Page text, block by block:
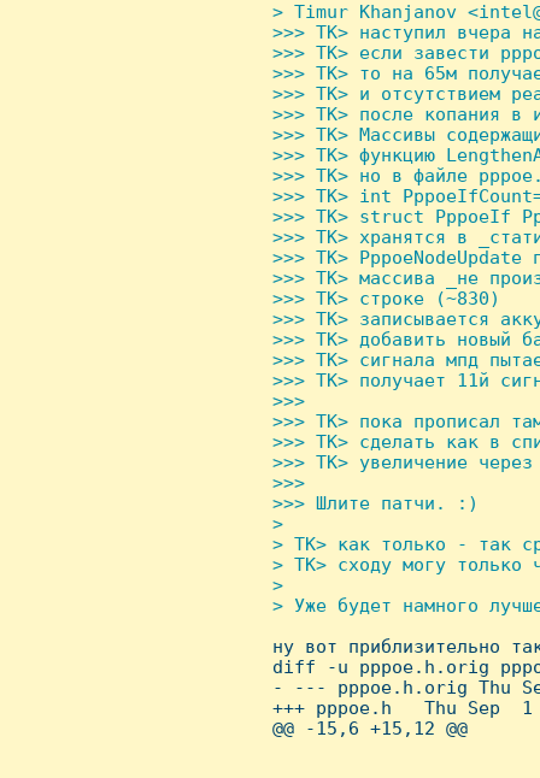
> Timur Khanjanov
>>> TK> наступил вчера
>>> TK> если завести
>>> TK> то на 65м
>>> TK> и отсутствием
>>> TK> после копания в
>>> TK> Массивы
>>> TK> функцию
>>> TK> но в файле
>>>
>>> TK> struct PppoeIf
>>> TK> хранятся в
>>> TK> PppoeNodeUpdate
>>> TK> массива _не
>>> TK> строке
>>> TK> записывается
>>> TK> добавить новый
>>> TK> сигнала мпд
>>> TK> получает 11й
>>>
>>> TK> пока прописал
>>> TK> сделать как в
>>> TK> увеличение
>>>
>>> Шлите патчи. :)
>
> TK> как только - так
> TK> сходу могу только
>
> Уже будет намного
ну вот приблизительно
diff -u pppoe.h.orig
- --- pppoe.h.orig Thu
+++ pppoe.h   Thu Sep  1
@@ -15,6 +15,12 @@